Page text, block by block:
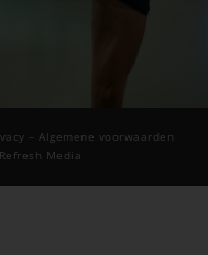
– Algemene voorwaarden
Media